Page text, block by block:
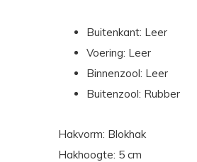
Buitenkant: Leer
Voering: Leer
Binnenzool: Leer
Buitenzool: Rubber
Hakvorm: Blokhak
Hakhoogte: 5 cm